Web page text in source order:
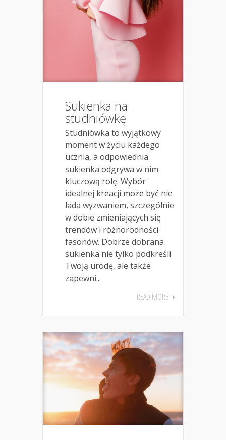
Sukienka na
studniówkę
Studniówka to wyjątkowy
moment w życiu każdego
ucznia, a odpowiednia
sukienka odgrywa w nim
kluczową rolę. Wybór
idealnej kreacji może być nie
lada wyzwaniem, szczególnie
w dobie zmieniających się
trendów i różnorodności
fasonów. Dobrze dobrana
sukienka nie tylko podkreśli
Twoją urodę, ale także
zapewni...
READ MORE